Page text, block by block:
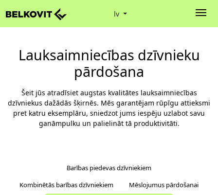
lv
Lauksaimniecības dzīvnieku
pārdošana
Šeit jūs atradīsiet augstas kvalitātes lauksaimniecības
dzīvniekus dažādās šķirnēs. Mēs garantējam rūpīgu attieksmi
pret katru eksemplāru, sniedzot jums iespēju uzlabot savu
ganāmpulku un palielināt tā produktivitāti.
Barības piedevas dzīvniekiem
Kombinētās barības dzīvniekiem
Mēslojumus pārdošanai